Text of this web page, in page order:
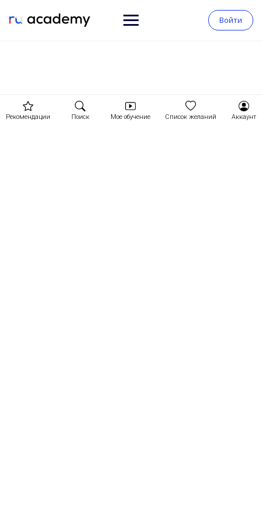
Войти
Рекомендации Поиск Мое обучение Список желаний Аккаунт